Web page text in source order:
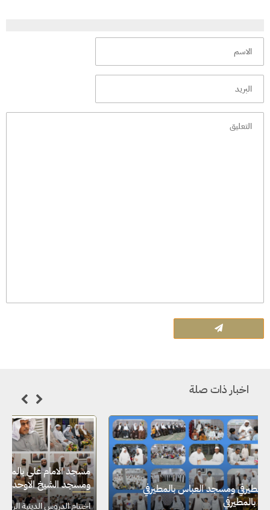
اخبار ذات صلة
مسجد الامام علي بالمطيرفي ومسجد العباس بالمطيرفي
ومسجد الشيخ الاوحد بالمطيرفي